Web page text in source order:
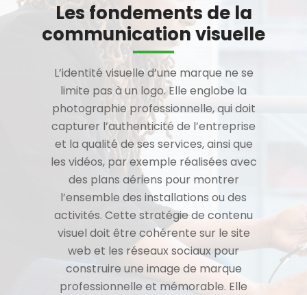
Les fondements de la
communication visuelle
L’identité visuelle d’une marque ne se
limite pas à un logo. Elle englobe la
photographie professionnelle, qui doit
capturer l’authenticité de l’entreprise
et la qualité de ses services, ainsi que
les vidéos, par exemple réalisées avec
des plans aériens pour montrer
l’ensemble des installations ou des
activités. Cette stratégie de contenu
visuel doit être cohérente sur le site
web et les réseaux sociaux pour
construire une image de marque
professionnelle et mémorable. Elle